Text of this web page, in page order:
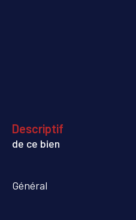
descriptif
de ce bien
Général